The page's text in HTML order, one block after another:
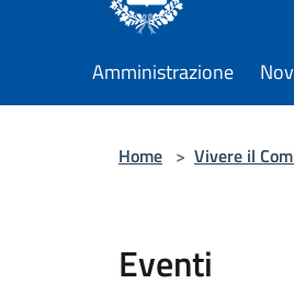
Amministrazione
Home > Vivere il
Eventi